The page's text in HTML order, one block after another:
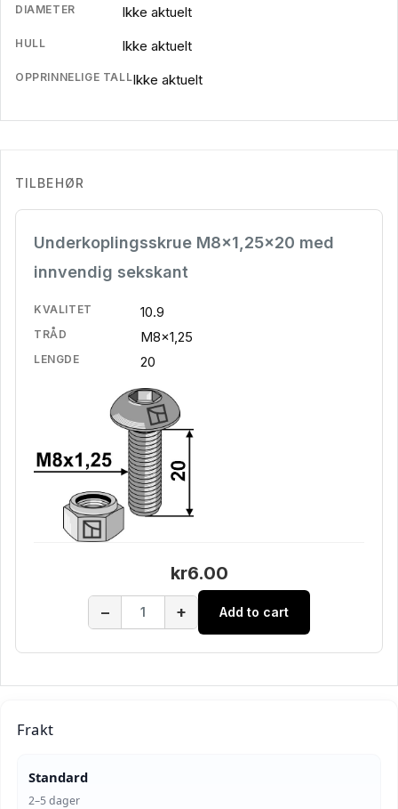
DIAMETER Ikke aktuelt
HULL Ikke aktuelt
OPPRINNELIGE TALLIkke aktuelt
TILBEHØR
Underkoplingsskrue M8x1,25x20 med
innvendig sekskant
KVALITET 10.9
TRÅD M8x1,25
LENGDE 20
kr6.00
− + Add to cart
Frakt
Standard
2–5 dager